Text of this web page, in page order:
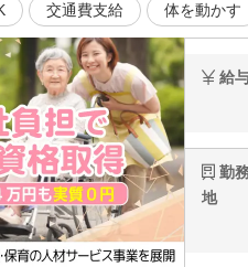
交通費支給 体を動かす
給
勤
地